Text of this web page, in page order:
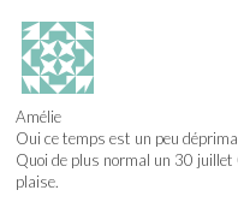
Amélie
Oui ce temps est un peu
Quoi de plus normal un 30
plaise.